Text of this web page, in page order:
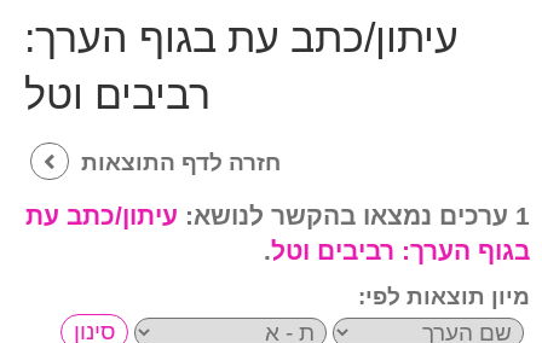
עיתון/כתב עת בגוף הערך:
רביבים וטל
חזרה לדף התוצאות
1 ערכים נמצאו בהקשר לנושא:
עיתון/כתב עת
בגוף הערך: רביבים וטל.
מיון תוצאות לפי: